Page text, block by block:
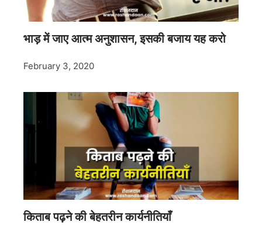
भाड़ में जाए आत्म अनुशासन, इसकी बजाय यह करो
February 3, 2020
किताब पढ़ने की बेहतरीन कार्यनीतियाँ